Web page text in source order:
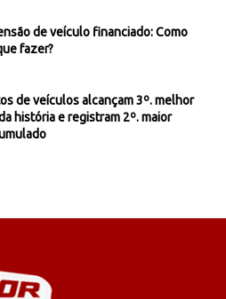
de veículo financiado: Como
fazer?
de veículos alcançam 3º. melhor
história e registram 2º. maior